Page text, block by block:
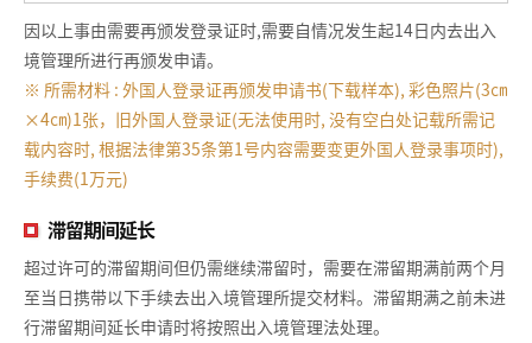
因以上事由需要再颁发登录证时,需要自情况发生起14日内去出入
境管理所进行再颁发申请。
※ 所需材料 : 外国人登录证再颁发申请书(下载样本), 彩色照片(3㎝
×4㎝)1张，旧外国人登录证(无法使用时, 没有空白处记载所需记
载内容时, 根据法律第35条第1号内容需要变更外国人登录事项时),
手续费(1万元)
滞留期间延长
超过许可的滞留期间但仍需继续滞留时，需要在滞留期满前两个月
至当日携带以下手续去出入境管理所提交材料。滞留期满之前未进
行滞留期间延长申请时将按照出入境管理法处理。